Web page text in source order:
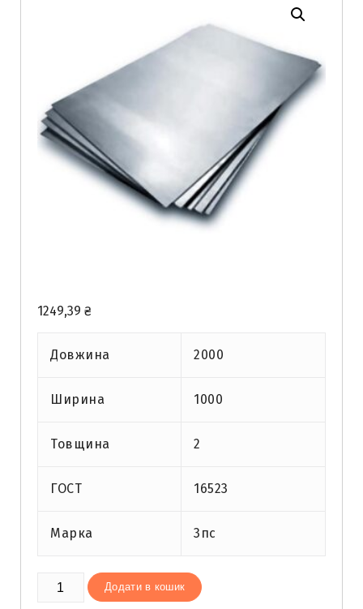
1249,39 ₴
Довжина 2000
Ширина 1000
Товщина 2
ГОСТ 16523
Марка 3пс
Лист
гарячекатаний
Додати в кошик